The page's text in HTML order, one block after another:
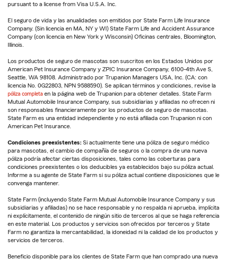
pursuant to a license from Visa U.S.A. Inc.
El seguro de vida y las anualidades son emitidos por State Farm Life Insurance
Company. (Sin licencia en MA, NY y WI) State Farm Life and Accident Assurance
Company (con licencia en New York y Wisconsin) Oficinas centrales, Bloomington,
Illinois.
Los productos de seguro de mascotas son suscritos en los Estados Unidos por
American Pet Insurance Company y ZPIC Insurance Company, 6100-4th Ave S,
Seattle, WA 98108. Administrado por Trupanion Managers USA, Inc. (CA: con
licencia No. 0G22803, NPN 9588590). Se aplican términos y condiciones, revise la
póliza completa en la página web de Trupanion para obtener detalles. State Farm
Mutual Automobile Insurance Company, sus subsidiarias y afiliadas no ofrecen ni
son responsables financieramente por los productos de seguro de mascotas.
State Farm es una entidad independiente y no está afiliada con Trupanion ni con
American Pet Insurance.
Condiciones preexistentes: Si actualmente tiene una póliza de seguro médico
para mascotas, el cambio de compañía de seguros o la compra de una nueva
póliza podría afectar ciertas disposiciones, tales como las coberturas para
condiciones preexistentes o los deducibles ya establecidos bajo su póliza actual.
Informe a su agente de State Farm si su póliza actual contiene disposiciones que le
convenga mantener.
State Farm (incluyendo State Farm Mutual Automobile Insurance Company y sus
subsidiarias y afiliadas) no se hace responsable y no respalda ni aprueba, implícita
ni explícitamente, el contenido de ningún sitio de terceros al que se haga referencia
en este material. Los productos y servicios son ofrecidos por terceros y State
Farm no garantiza la mercantabilidad, la idoneidad ni la calidad de los productos y
servicios de terceros.
Beneficio disponible para los clientes de State Farm que han comprado una nueva